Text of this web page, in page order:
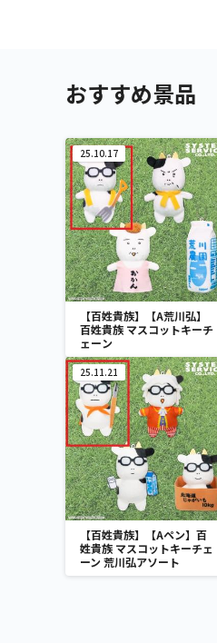
おすすめ景品
25.10.17
【百姓貴族】【A荒川弘】
百姓貴族 マスコットキーチ
ェーン
25.11.21
【百姓貴族】【Aペン】百
姓貴族 マスコットキーチェ
ーン 荒川弘アソート